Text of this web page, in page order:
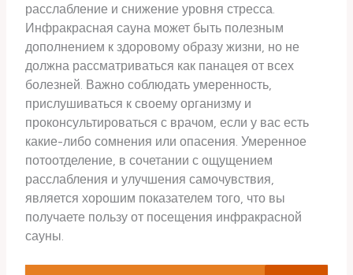
расслабление и снижение уровня стресса.
Инфракрасная сауна может быть полезным
дополнением к здоровому образу жизни, но не
должна рассматриваться как панацея от всех
болезней. Важно соблюдать умеренность,
прислушиваться к своему организму и
проконсультироваться с врачом, если у вас есть
какие-либо сомнения или опасения. Умеренное
потоотделение, в сочетании с ощущением
расслабления и улучшения самочувствия,
является хорошим показателем того, что вы
получаете пользу от посещения инфракрасной
сауны.